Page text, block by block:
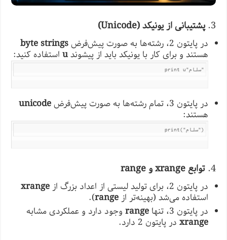
3. پشتیبانی از یونیکد (Unicode)
در پایتون 2، رشته‌ها به صورت پیش‌فرض byte strings
هستند و برای کار با یونیکد باید از پیشوندu استفاده کنید:
print u"سلام"
در پایتون 3، تمام رشته‌ها به صورت پیش‌فرض unicode
هستند:
print("سلام")
4. توابع xrange و range
در پایتون 2، برای تولید لیستی از اعداد بزرگ از xrange
استفاده می‌شد (بهینه‌تر ازrange
).
در پایتون 3، تنها
range وجود دارد و عملکردی مشابه
xrange در پایتون 2 دارد.